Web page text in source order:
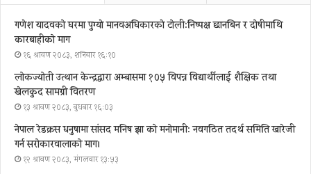
गणेश यादवको घरमा पुग्याे मानवअधिकारकाे टोली:निष्पक्ष छानबिन र दोषीमाथि
कारबाहीको माग
१६ श्रावण २०८३, शनिबार १६:१०
लोकज्योती उत्थान केन्द्रद्वारा अम्बासमा १०५ विपन्न विद्यार्थीलाई शैक्षिक तथा
खेलकुद सामग्री वितरण
१३ श्रावण २०८३, बुधबार १६:०३
नेपाल रेडक्रस धनुषामा सांसद मनिष झा को मनोमानी: नवगठित तदर्थ समिति खारेजी
गर्न सरोकारवालाको माग।
१२ श्रावण २०८३, मंगलवार १३:५३